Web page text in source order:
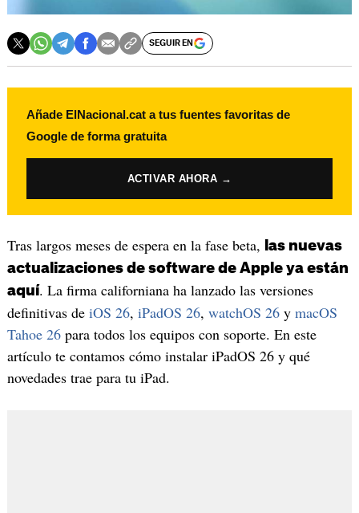
SEGUIR EN
Añade ElNacional.cat a tus fuentes favoritas de
Google de forma gratuita
ACTIVAR AHORA →
Tras largos meses de espera en la fase beta,
las nuevas
actualizaciones de software de Apple ya están
aquí. La firma californiana ha lanzado las versiones
definitivas de iOS 26, iPadOS 26, watchOS 26y macOS
Tahoe 26para todos los equipos con soporte. En este
artículo te contamos cómo instalar iPadOS 26 y qué
novedades trae para tu iPad.